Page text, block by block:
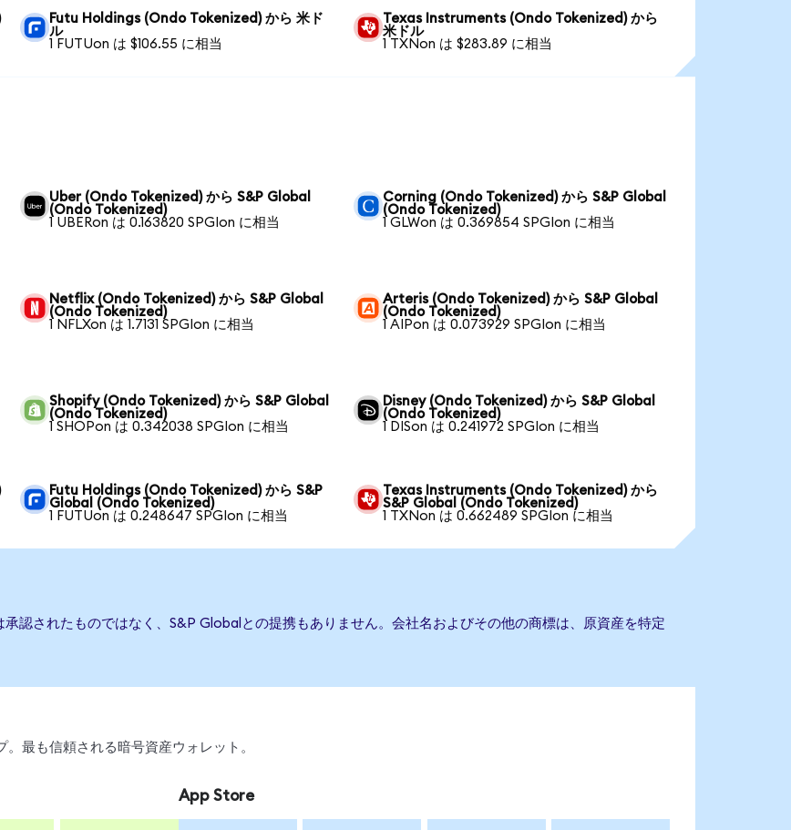
Futu Holdings (Ondo Tokenized) から 米ド
ル
1 FUTUon は $106.55 に相当
Texas Instruments (Ondo Tokenized) から
米ドル
1 TXNon は $283.89 に相当
Uber (Ondo Tokenized) から S&P Global
(Ondo Tokenized)
1 UBERon は 0.163820 SPGIon に相当
Corning (Ondo Tokenized) から S&P Global
(Ondo Tokenized)
1 GLWon は 0.369854 SPGIon に相当
Netflix (Ondo Tokenized) から S&P Global
(Ondo Tokenized)
1 NFLXon は 1.7131 SPGIon に相当
Arteris (Ondo Tokenized) から S&P Global
(Ondo Tokenized)
1 AIPon は 0.073929 SPGIon に相当
Shopify (Ondo Tokenized) から S&P Global
(Ondo Tokenized)
1 SHOPon は 0.342038 SPGIon に相当
Disney (Ondo Tokenized) から S&P Global
(Ondo Tokenized)
1 DISon は 0.241972 SPGIon に相当
Futu Holdings (Ondo Tokenized) から S&P
Global (Ondo Tokenized)
1 FUTUon は 0.248647 SPGIon に相当
Texas Instruments (Ondo Tokenized) から
S&P Global (Ondo Tokenized)
1 TXNon は 0.662489 SPGIon に相当
認されたものではなく、S&P Globalとの提携もありません。会社名およびその他の商標は、原資産を特定
最も信頼される暗号資産ウォレット。
App Store